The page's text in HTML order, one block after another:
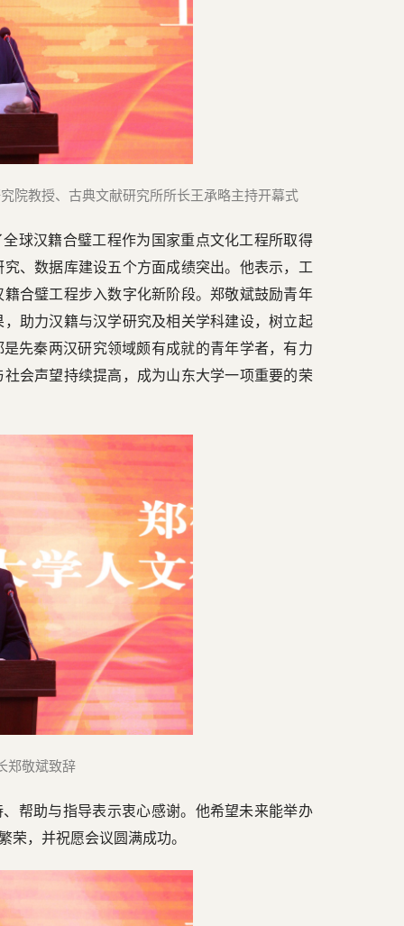
院教授、古典文献研究所所长王承略主持开幕式
球汉籍合璧工程作为国家重点文化工程所取得
、数据库建设五个方面成绩突出。他表示，工
合璧工程步入数字化新阶段。郑敬斌鼓励青年
助力汉籍与汉学研究及相关学科建设，树立起
先秦两汉研究领域颇有成就的青年学者，有力
会声望持续提高，成为山东大学一项重要的荣
郑敬斌致辞
帮助与指导表示衷心感谢。他希望未来能举办
荣，并祝愿会议圆满成功。